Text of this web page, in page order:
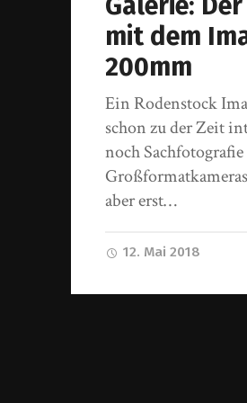
mit dem
200mm
Ein Rodenstock
schon zu der Zeit
noch
aber erst…
12. Mai 2018